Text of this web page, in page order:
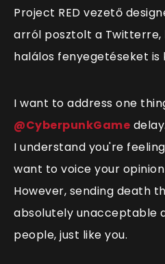
Project RED vezető
arról posztolt a Twitterre,
halálos fenyegetéseket
I want to address one
@CyberpunkGame delay.
I understand you're
want to voice your
However, sending death
absolutely unacceptable
people, just like you.